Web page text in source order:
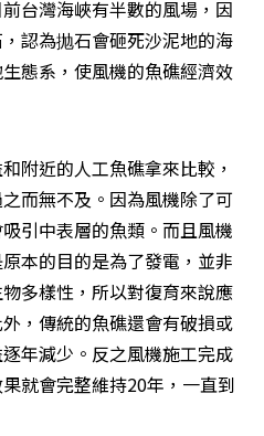
台灣海峽有半數的風場，因
認為抛石會砸死沙泥地的海
態系，使風機的魚礁經濟效
附近的人工魚礁拿來比較，
而無不及。因為風機除了可
引中表層的魚類。而且風機
本的目的是為了發電，並非
多樣性，所以對復育來說應
，傳統的魚礁還會有破損或
年減少。反之風機施工完成
就會完整維持20年，一直到